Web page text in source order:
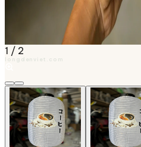
1 / 2
longdenviet.com